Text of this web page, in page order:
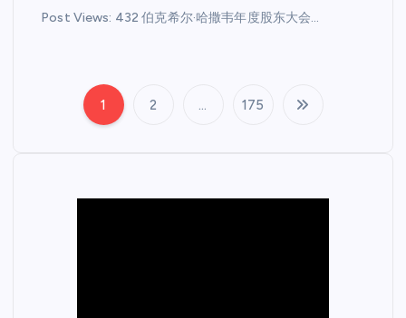
Post Views: 432 伯克希尔·哈撒韦年度股东大会…
1 2 … 175